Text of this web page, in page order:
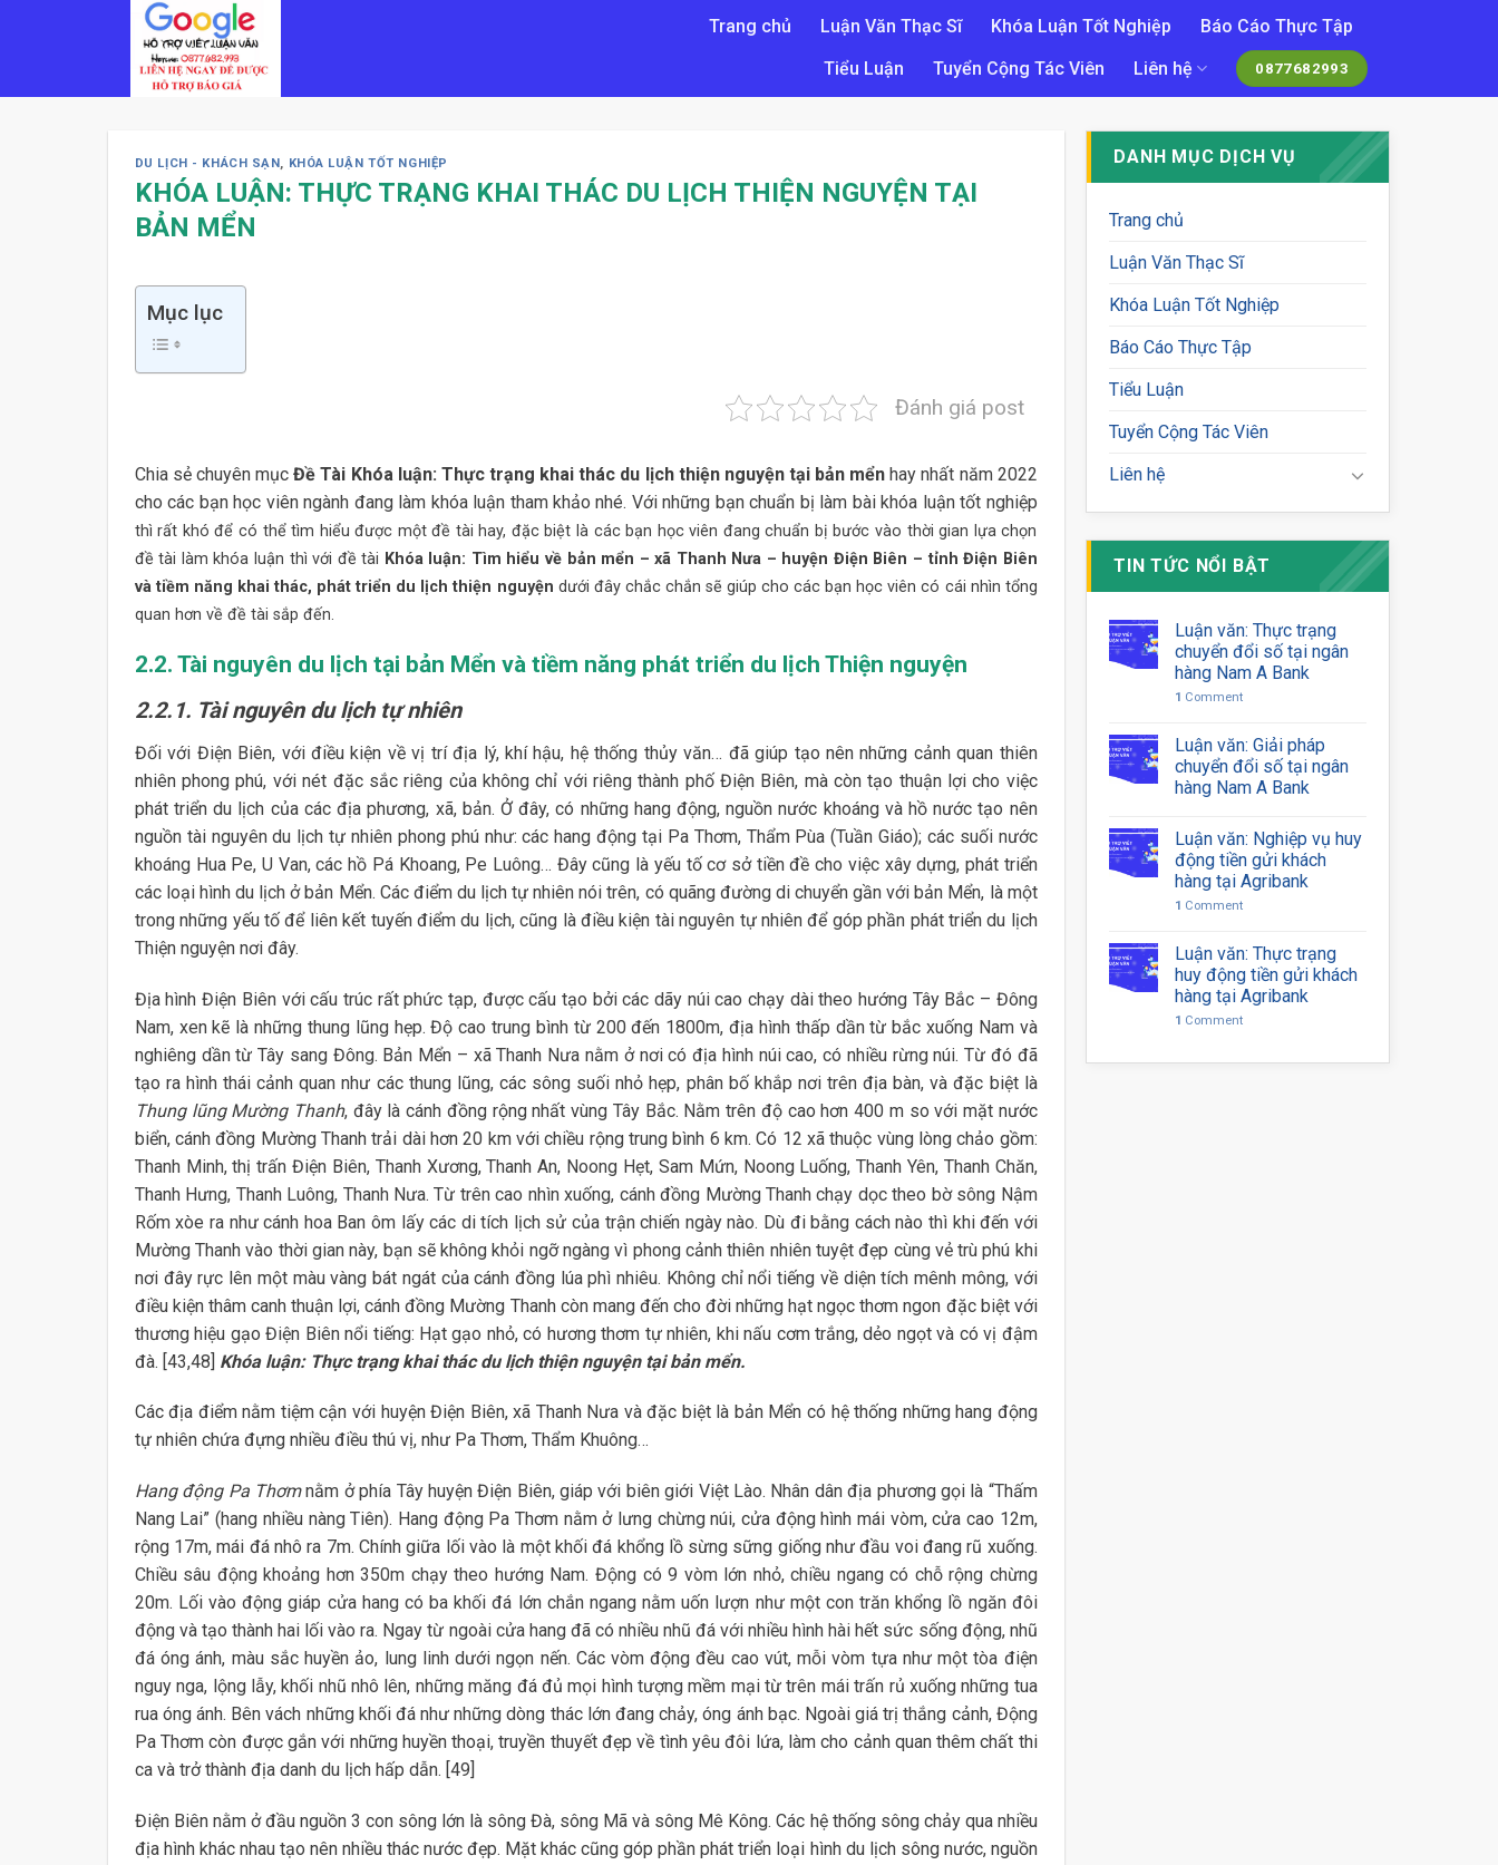
Trang chủ Luận Văn Thạc Sĩ Khóa Luận Tốt Nghiệp
Báo Cáo Thực Tập
Tiểu Luận
Tuyển Cộng Tác Viên Liên hệ 0877682993
DU LỊCH - KHÁCH SẠN, KHÓA LUẬN TỐT NGHIỆP
KHÓA LUẬN: THỰC TRẠNG KHAI THÁC DU LỊCH THIỆN NGUYỆN TẠI
BẢN MỂN
Mục lục
Đánh giá post
Chia sẻ chuyên mụcĐề Tài Khóa luận: Thực trạng khai thác du lịch thiện nguyện tại bản mểnhay nhất năm 2022
cho các bạn học viên ngành đang làm khóa luận tham khảo nhé. Với những bạn chuẩn bị làm bài khóa luận tốt nghiệp
thì rất khó để có thể tìm hiểu được một đề tài hay, đặc biệt là các bạn học viên đang chuẩn bị bước vào thời gian lựa chọn
đề tài làm khóa luận thì với đề tài Khóa luận: Tìm hiểu về bản mển – xã Thanh Nưa – huyện Điện Biên – tỉnh Điện Biên
và tiềm năng khai thác, phát triển du lịch thiện nguyện dưới đây chắc chắn sẽ giúp cho các bạn học viên có cái nhìn tổng
quan hơn về đề tài sắp đến.
2.2. Tài nguyên du lịch tại bản Mển và tiềm năng phát triển du lịch Thiện nguyện
2.2.1. Tài nguyên du lịch tự nhiên
Đối với Điện Biên, với điều kiện về vị trí địa lý, khí hậu, hệ thống thủy văn… đã giúp tạo nên những cảnh quan thiên
nhiên phong phú, với nét đặc sắc riêng của không chỉ với riêng thành phố Điện Biên, mà còn tạo thuận lợi cho việc
phát triển du lịch của các địa phương, xã, bản. Ở đây, có những hang động, nguồn nước khoáng và hồ nước tạo nên
nguồn tài nguyên du lịch tự nhiên phong phú như: các hang động tại Pa Thơm, Thẩm Pùa (Tuần Giáo); các suối nước
khoáng Hua Pe, U Van, các hồ Pá Khoang, Pe Luông… Đây cũng là yếu tố cơ sở tiền đề cho việc xây dựng, phát triển
các loại hình du lịch ở bản Mển. Các điểm du lịch tự nhiên nói trên, có quãng đường di chuyển gần với bản Mển, là một
trong những yếu tố để liên kết tuyến điểm du lịch, cũng là điều kiện tài nguyên tự nhiên để góp phần phát triển du lịch
Thiện nguyện nơi đây.
Địa hình Điện Biên với cấu trúc rất phức tạp, được cấu tạo bởi các dãy núi cao chạy dài theo hướng Tây Bắc – Đông
Nam, xen kẽ là những thung lũng hẹp. Độ cao trung bình từ 200 đến 1800m, địa hình thấp dần từ bắc xuống Nam và
nghiêng dần từ Tây sang Đông. Bản Mển – xã Thanh Nưa nằm ở nơi có địa hình núi cao, có nhiều rừng núi. Từ đó đã
tạo ra hình thái cảnh quan như các thung lũng, các sông suối nhỏ hẹp, phân bố khắp nơi trên địa bàn, và đặc biệt là
Thung lũng Mường Thanh, đây là cánh đồng rộng nhất vùng Tây Bắc. Nằm trên độ cao hơn 400 m so với mặt nước
biển, cánh đồng Mường Thanh trải dài hơn 20 km với chiều rộng trung bình 6 km. Có 12 xã thuộc vùng lòng chảo gồm:
Thanh Minh, thị trấn Điện Biên, Thanh Xương, Thanh An, Noong Hẹt, Sam Mứn, Noong Luống, Thanh Yên, Thanh Chăn,
Thanh Hưng, Thanh Luông, Thanh Nưa. Từ trên cao nhìn xuống, cánh đồng Mường Thanh chạy dọc theo bờ sông Nậm
Rốm xòe ra như cánh hoa Ban ôm lấy các di tích lịch sử của trận chiến ngày nào. Dù đi bằng cách nào thì khi đến với
Mường Thanh vào thời gian này, bạn sẽ không khỏi ngỡ ngàng vì phong cảnh thiên nhiên tuyệt đẹp cùng vẻ trù phú khi
nơi đây rực lên một màu vàng bát ngát của cánh đồng lúa phì nhiêu. Không chỉ nổi tiếng về diện tích mênh mông, với
điều kiện thâm canh thuận lợi, cánh đồng Mường Thanh còn mang đến cho đời những hạt ngọc thơm ngon đặc biệt với
thương hiệu gạo Điện Biên nổi tiếng: Hạt gạo nhỏ, có hương thơm tự nhiên, khi nấu cơm trắng, dẻo ngọt và có vị đậm
đà. [43,48] Khóa luận: Thực trạng khai thác du lịch thiện nguyện tại bản mển.
Các địa điểm nằm tiệm cận với huyện Điện Biên, xã Thanh Nưa và đặc biệt là bản Mển có hệ thống những hang động
tự nhiên chứa đựng nhiều điều thú vị, như Pa Thơm, Thẩm Khuông…
Hang động Pa Thơmnằm ở phía Tây huyện Điện Biên, giáp với biên giới Việt Lào. Nhân dân địa phương gọi là “Thấm
Nang Lai” (hang nhiều nàng Tiên). Hang động Pa Thơm nằm ở lưng chừng núi, cửa động hình mái vòm, cửa cao 12m,
rộng 17m, mái đá nhô ra 7m. Chính giữa lối vào là một khối đá khổng lồ sừng sững giống như đầu voi đang rũ xuống.
Chiều sâu động khoảng hơn 350m chạy theo hướng Nam. Động có 9 vòm lớn nhỏ, chiều ngang có chỗ rộng chừng
20m. Lối vào động giáp cửa hang có ba khối đá lớn chắn ngang nằm uốn lượn như một con trăn khổng lồ ngăn đôi
động và tạo thành hai lối vào ra. Ngay từ ngoài cửa hang đã có nhiều nhũ đá với nhiều hình hài hết sức sống động, nhũ
đá óng ánh, màu sắc huyền ảo, lung linh dưới ngọn nến. Các vòm động đều cao vút, mỗi vòm tựa như một tòa điện
nguy nga, lộng lẫy, khối nhũ nhô lên, những măng đá đủ mọi hình tượng mềm mại từ trên mái trấn rủ xuống những tua
rua óng ánh. Bên vách những khối đá như những dòng thác lớn đang chảy, óng ánh bạc. Ngoài giá trị thắng cảnh, Động
Pa Thơm còn được gắn với những huyền thoại, truyền thuyết đẹp về tình yêu đôi lứa, làm cho cảnh quan thêm chất thi
ca và trở thành địa danh du lịch hấp dẫn. [49]
Điện Biên nằm ở đầu nguồn 3 con sông lớn là sông Đà, sông Mã và sông Mê Kông. Các hệ thống sông chảy qua nhiều
địa hình khác nhau tạo nên nhiều thác nước đẹp. Mặt khác cũng góp phần phát triển loại hình du lịch sông nước, nguồn
DANH MỤC DỊCH VỤ
Trang chủ
Luận Văn Thạc Sĩ
Khóa Luận Tốt Nghiệp
Báo Cáo Thực Tập
Tiểu Luận
Tuyển Cộng Tác Viên
Liên hệ
TIN TỨC NỔI BẬT
Luận văn: Thực trạng
chuyển đổi số tại ngân
hàng Nam A Bank
1 Comment
Luận văn: Giải pháp
chuyển đổi số tại ngân
hàng Nam A Bank
Luận văn: Nghiệp vụ huy
động tiền gửi khách
hàng tại Agribank
1 Comment
Luận văn: Thực trạng
huy động tiền gửi khách
hàng tại Agribank
1 Comment